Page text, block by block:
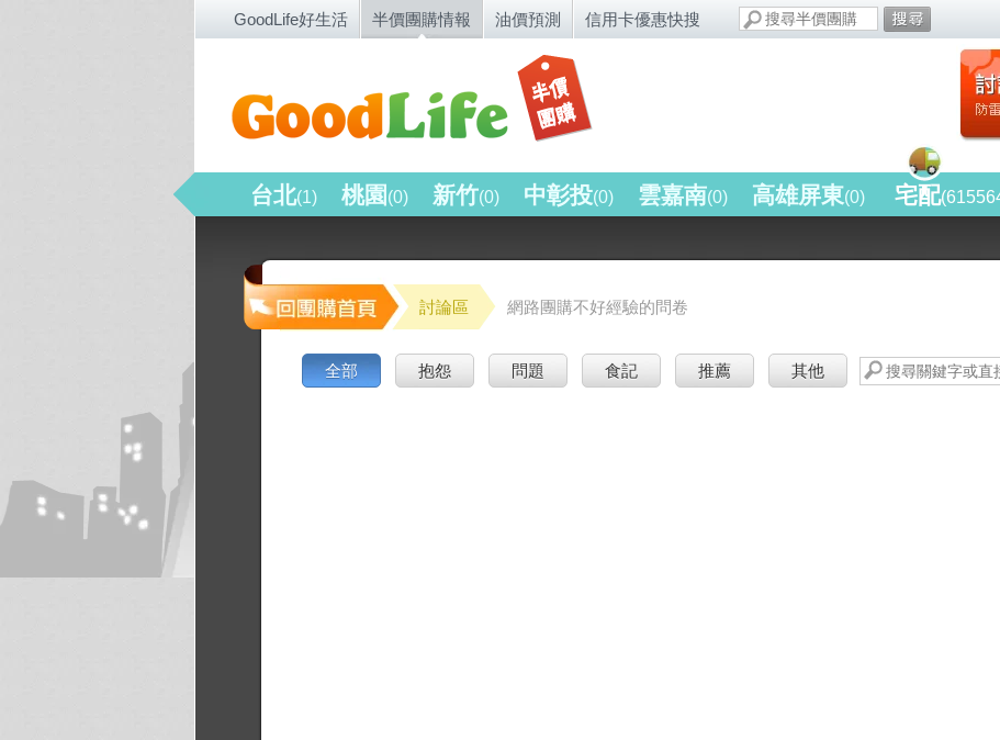
GoodLife好生活 半價團購情報 油價預測 信用卡優惠快搜
台北(1) 桃園 (0) 新竹(0) 中彰投(0) 雲嘉南(0) 高雄屏東(0) 宅配
討論區 網路團購不好經驗的問卷
全部 抱怨 問題 食記 推薦 其他